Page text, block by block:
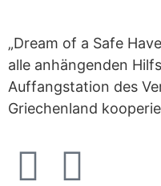
„Dream of a Safe
alle anhängenden
Auffangstation des
Griechenland